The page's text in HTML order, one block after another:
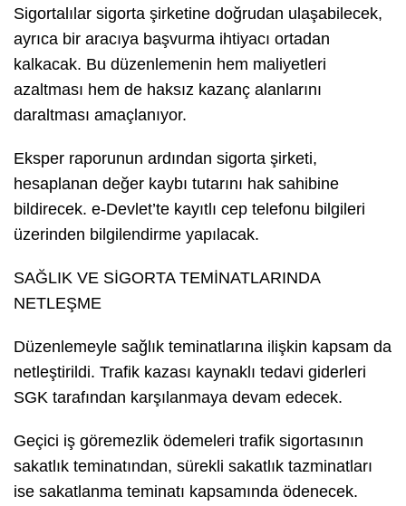
Sigortalılar sigorta şirketine doğrudan ulaşabilecek,
ayrıca bir aracıya başvurma ihtiyacı ortadan
kalkacak. Bu düzenlemenin hem maliyetleri
azaltması hem de haksız kazanç alanlarını
daraltması amaçlanıyor.
Eksper raporunun ardından sigorta şirketi,
hesaplanan değer kaybı tutarını hak sahibine
bildirecek. e-Devlet’te kayıtlı cep telefonu bilgileri
üzerinden bilgilendirme yapılacak.
SAĞLIK VE SİGORTA TEMİNATLARINDA
NETLEŞME
Düzenlemeyle sağlık teminatlarına ilişkin kapsam da
netleştirildi. Trafik kazası kaynaklı tedavi giderleri
SGK tarafından karşılanmaya devam edecek.
Geçici iş göremezlik ödemeleri trafik sigortasının
sakatlık teminatından, sürekli sakatlık tazminatları
ise sakatlanma teminatı kapsamında ödenecek.